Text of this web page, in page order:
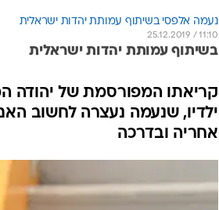
נעמה אלפסי בשיתוף עמותת יהדות ישראלית
25.12.2019 / 11:10
בשיתוף עמותת יהדות ישראלית
קריאתו המפורסמת של יהודה
ילדיו, שנעמה נעצרה לחשוב
אחריה ובדרכה